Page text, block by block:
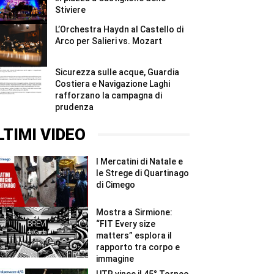
Stiviere
L’Orchestra Haydn al Castello di
Arco per Salieri vs. Mozart
Sicurezza sulle acque, Guardia
Costiera e Navigazione Laghi
rafforzano la campagna di
prudenza
VIDEO
I Mercatini di Natale e
le Strege di Quartinago
di Cimego
Mostra a Sirmione:
“FIT Every size
matters” esplora il
rapporto tra corpo e
immagine